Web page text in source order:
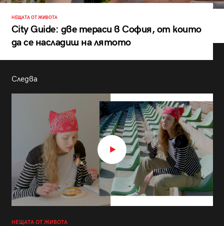
НЕЩАТА ОТ ЖИВОТА
City Guide: две тераси в София, от които
да се насладиш на лятото
Следва
НЕЩАТА ОТ ЖИВОТА